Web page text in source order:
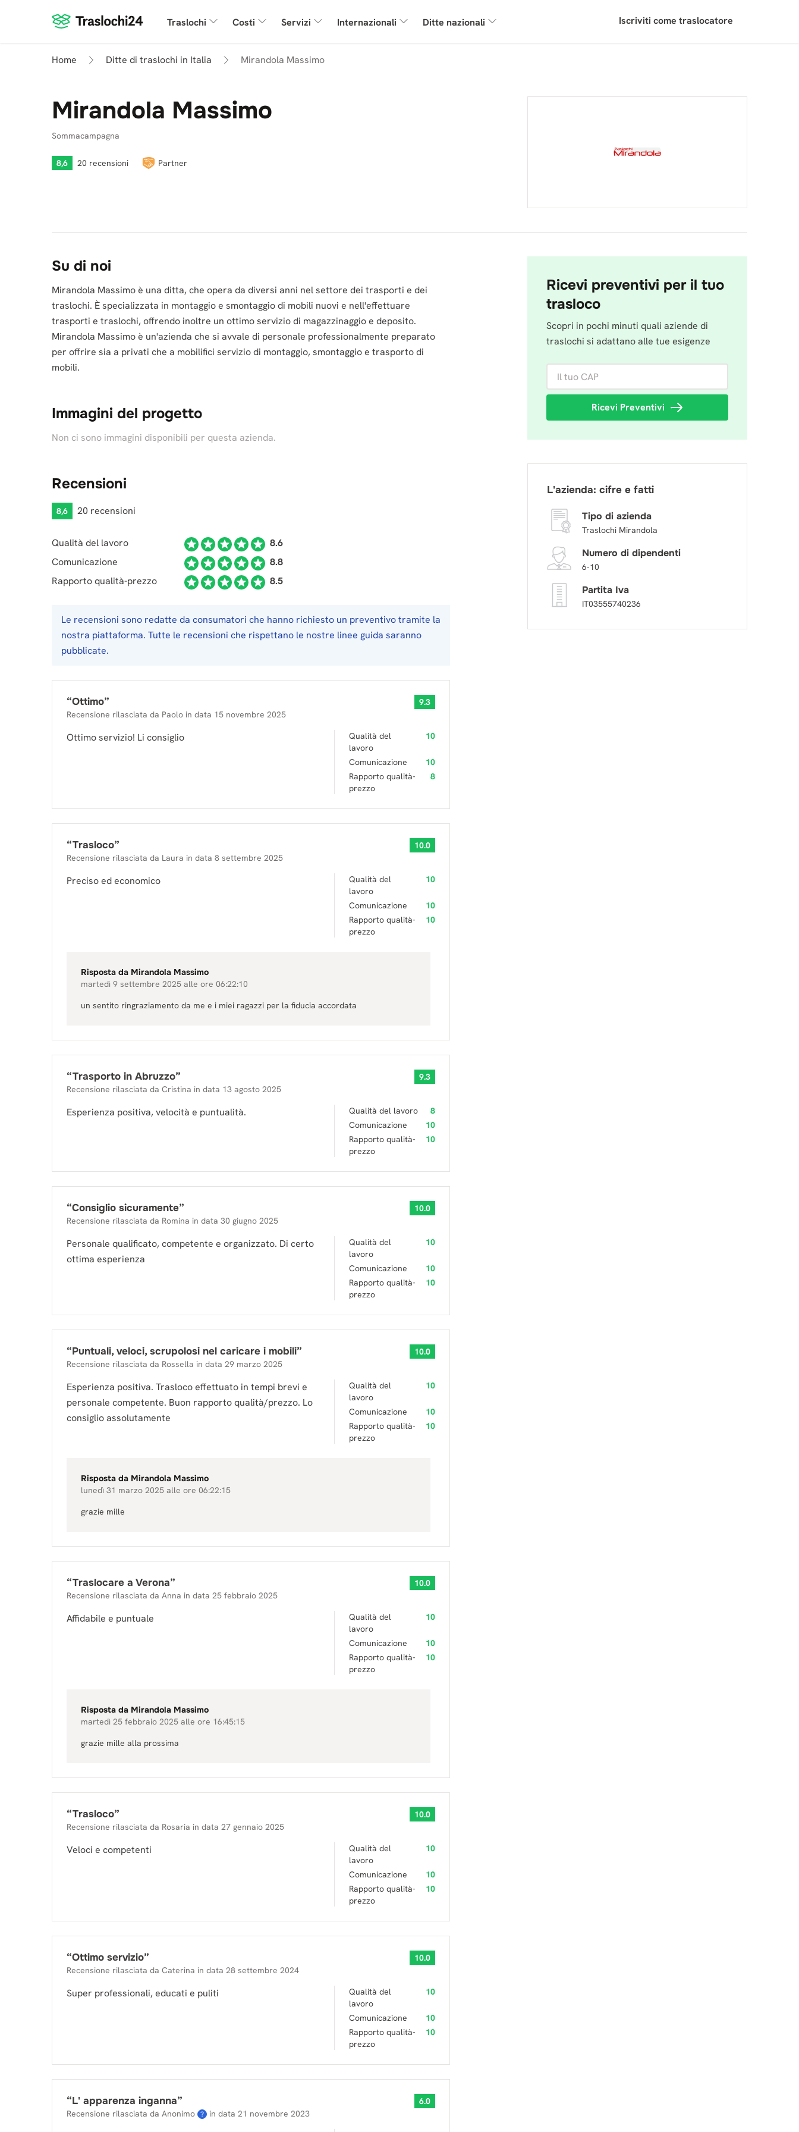
Traslochi Costi Servizi Internazionali Ditte nazionali Iscriviti come traslocatore
Home Ditte di traslochi in Italia Mirandola Massimo
Mirandola Massimo
Sommacampagna
8,6 20 recensioni Partner
Su di noi
Mirandola Massimo è una ditta, che opera da diversi anni nel settore dei trasporti e dei
traslochi. È specializzata in montaggio e smontaggio di mobili nuovi e nell'effettuare
trasporti e traslochi, offrendo inoltre un ottimo servizio di magazzinaggio e deposito.
Mirandola Massimo è un'azienda che si avvale di personale professionalmente preparato
per offrire sia a privati che a mobilifici servizio di montaggio, smontaggio e trasporto di
mobili.
Immagini del progetto
Non ci sono immagini disponibili per questa azienda.
Recensioni
8,6 20 recensioni
Qualità del lavoro
8.6
Comunicazione
8.8
Rapporto qualità-prezzo
8.5
Le recensioni sono redatte da consumatori che hanno richiesto un preventivo tramite la
nostra piattaforma. Tutte le recensioni che rispettano le nostre linee guida saranno
pubblicate.
“Ottimo”
Recensione rilasciata da Paolo in data 15 novembre 2025
9.3
Ottimo servizio! Li consiglio
Qualità del
lavoro
10
Comunicazione
10
Rapporto qualità-
prezzo
8
“Trasloco”
Recensione rilasciata da Laura in data 8 settembre 2025
10.0
Preciso ed economico
Qualità del
lavoro
10
Comunicazione
10
Rapporto qualità-
prezzo
10
Risposta da Mirandola Massimo
martedì 9 settembre 2025 alle ore 06:22:10
un sentito ringraziamento da me e i miei ragazzi per la fiducia accordata
“Trasporto in Abruzzo”
Recensione rilasciata da Cristina in data 13 agosto 2025
9.3
Esperienza positiva, velocità e puntualità. Qualità del lavoro
8
Comunicazione
10
Rapporto qualità-
prezzo
10
“Consiglio sicuramente”
Recensione rilasciata da Romina in data 30 giugno 2025
10.0
Personale qualificato, competente e organizzato. Di certo
ottima esperienza
Qualità del
lavoro
10
Comunicazione
10
Rapporto qualità-
prezzo
10
“Puntuali, veloci, scrupolosi nel caricare i mobili”
Recensione rilasciata da Rossella in data 29 marzo 2025
10.0
Esperienza positiva. Trasloco effettuato in tempi brevi e
personale competente. Buon rapporto qualità/prezzo. Lo
consiglio assolutamente
Qualità del
lavoro
10
Comunicazione
10
Rapporto qualità-
prezzo
10
Risposta da Mirandola Massimo
lunedì 31 marzo 2025 alle ore 06:22:15
grazie mille
“Traslocare a Verona”
Recensione rilasciata da Anna in data 25 febbraio 2025
10.0
Affidabile e puntuale
Qualità del
lavoro
10
Comunicazione
10
Rapporto qualità-
prezzo
10
Risposta da Mirandola Massimo
martedì 25 febbraio 2025 alle ore 16:45:15
grazie mille alla prossima
“Trasloco”
Recensione rilasciata da Rosaria in data 27 gennaio 2025
10.0
Veloci e competenti
Qualità del
lavoro
10
Comunicazione
10
Rapporto qualità-
prezzo
10
“Ottimo servizio”
Recensione rilasciata da Caterina in data 28 settembre 2024
10.0
Super professionali, educati e puliti
Qualità del
lavoro
10
Comunicazione
10
Rapporto qualità-
prezzo
10
“L' apparenza inganna”
Recensione rilasciata da Anonimo ? in data 21 novembre 2023
6.0
Ricevi preventivi per il tuo
trasloco
Scopri in pochi minuti quali aziende di
traslochi si adattano alle tue esigenze
Il tuo CAP
Ricevi Preventivi
L'azienda: cifre e fatti
Tipo di azienda
Traslochi Mirandola
Numero di dipendenti
6-10
Partita Iva
IT03555740236